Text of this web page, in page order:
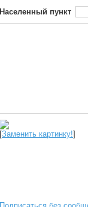
Населенный пункт
[Заменить картинку!]